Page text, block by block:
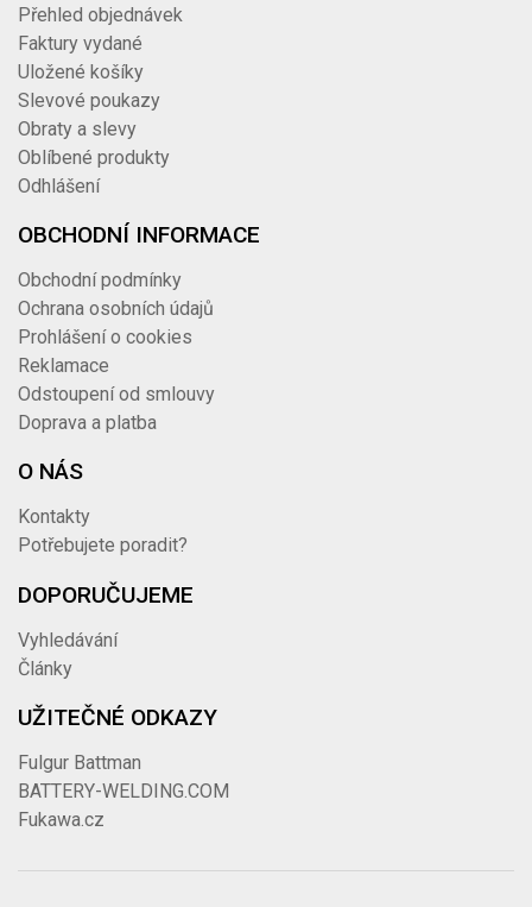
Přehled objednávek
Faktury vydané
Uložené košíky
Slevové poukazy
Obraty a slevy
Oblíbené produkty
Odhlášení
OBCHODNÍ INFORMACE
Obchodní podmínky
Ochrana osobních údajů
Prohlášení o cookies
Reklamace
Odstoupení od smlouvy
Doprava a platba
O NÁS
Kontakty
Potřebujete poradit?
DOPORUČUJEME
Vyhledávání
Články
UŽITEČNÉ ODKAZY
Fulgur Battman
BATTERY-WELDING.COM
Fukawa.cz